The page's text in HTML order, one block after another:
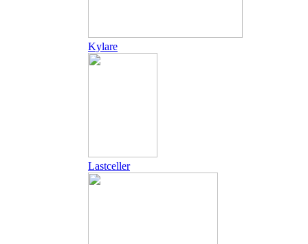
Kylare
Lastceller